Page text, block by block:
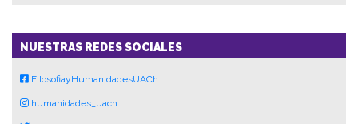
NUESTRAS REDES SOCIALES
FilosofiayHumanidadesUACh
humanidades_uach